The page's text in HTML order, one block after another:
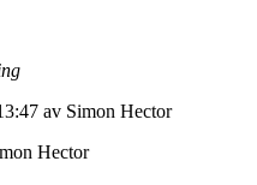
av Simon Hector
Hector